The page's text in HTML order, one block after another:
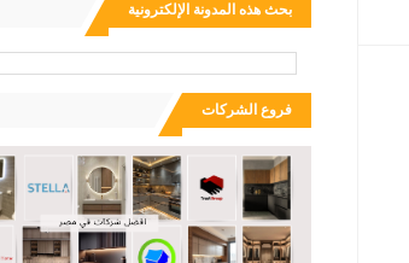
بحث هذه المدونة الإلكترونية
فروع الشركات